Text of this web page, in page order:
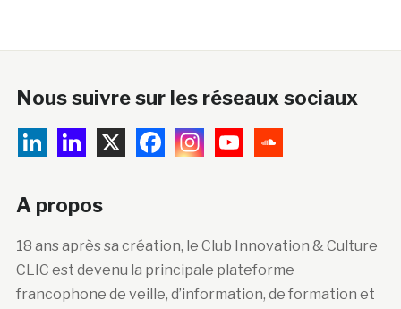
Nous suivre sur les réseaux sociaux
A propos
18 ans après sa création, le Club Innovation & Culture
CLIC est devenu la principale plateforme
francophone de veille, d’information, de formation et